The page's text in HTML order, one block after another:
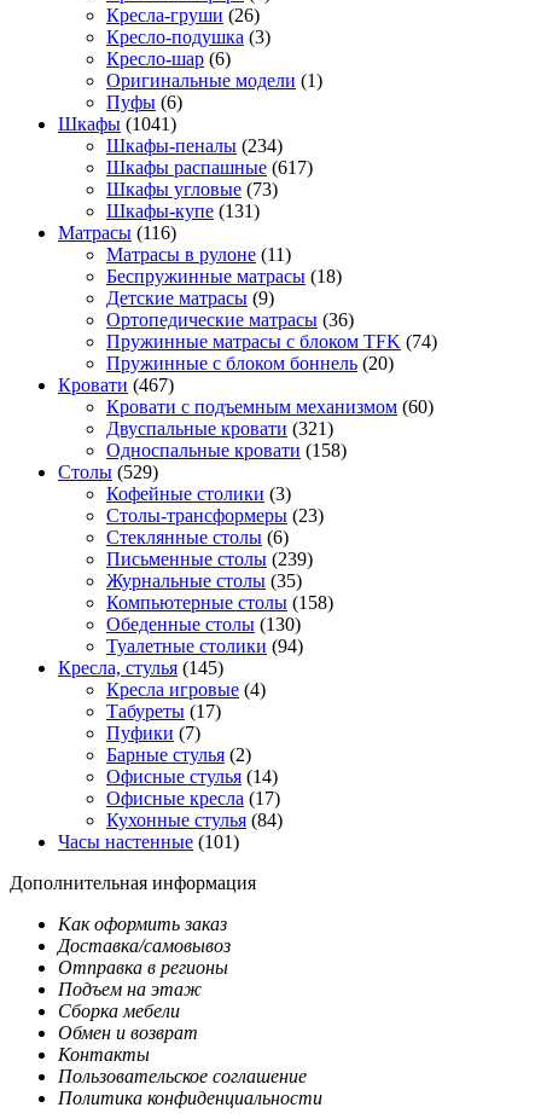
Кресла-груши (26)
Кресло-подушка (3)
Кресло-шар (6)
Оригинальные модели (1)
Пуфы (6)
Шкафы (1041)
Шкафы-пеналы (234)
Шкафы распашные (617)
Шкафы угловые (73)
Шкафы-купе (131)
Матрасы (116)
Матрасы в рулоне (11)
Беспружинные матрасы (18)
Детские матрасы (9)
Ортопедические матрасы (36)
Пружинные матрасы с блоком TFK (74)
Пружинные с блоком боннель (20)
Кровати (467)
Кровати с подъемным механизмом (60)
Двуспальные кровати (321)
Односпальные кровати (158)
Столы (529)
Кофейные столики (3)
Столы-трансформеры (23)
Стеклянные столы (6)
Письменные столы (239)
Журнальные столы (35)
Компьютерные столы (158)
Обеденные столы (130)
Туалетные столики (94)
Кресла, стулья (145)
Кресла игровые (4)
Табуреты (17)
Пуфики (7)
Барные стулья (2)
Офисные стулья (14)
Офисные кресла (17)
Кухонные стулья (84)
Часы настенные (101)
Дополнительная информация
Как оформить заказ
Доставка/самовывоз
Отправка в регионы
Подъем на этаж
Сборка мебели
Обмен и возврат
Контакты
Пользовательское соглашение
Политика конфиденциальности